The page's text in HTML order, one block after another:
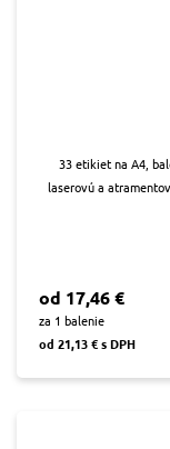
33 etikiet na A4,
laserovú a
od 17,46 €
za 1 balenie
od 21,13 € s DPH